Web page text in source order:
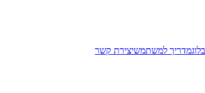
בלוגמדריך למשתמשיצירת קשר